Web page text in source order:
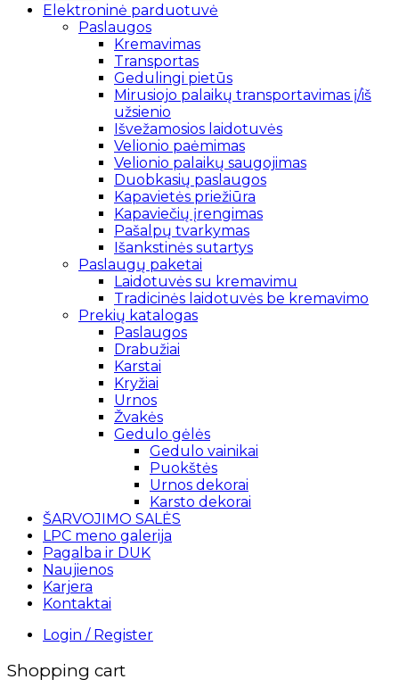
Elektroninė parduotuvė
Paslaugos
Kremavimas
Transportas
Gedulingi pietūs
Mirusiojo palaikų transportavimas į/iš
užsienio
Išvežamosios laidotuvės
Velionio paėmimas
Velionio palaikų saugojimas
Duobkasių paslaugos
Kapavietės priežiūra
Kapaviečių įrengimas
Pašalpų tvarkymas
Išankstinės sutartys
Paslaugų paketai
Laidotuvės su kremavimu
Tradicinės laidotuvės be kremavimo
Prekių katalogas
Paslaugos
Drabužiai
Karstai
Kryžiai
Urnos
Žvakės
Gedulo gėlės
Gedulo vainikai
Puokštės
Urnos dekorai
Karsto dekorai
ŠARVOJIMO SALĖS
LPC meno galerija
Pagalba ir DUK
Naujienos
Karjera
Kontaktai
Login / Register
Shopping cart